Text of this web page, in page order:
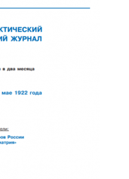
Отправить